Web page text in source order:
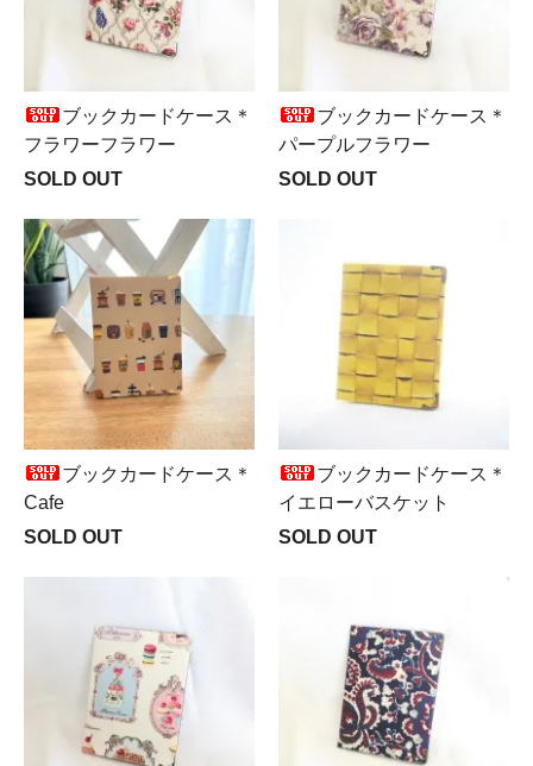
ブックカードケース＊
フラワーフラワー
SOLD OUT
ブックカードケース＊
パープルフラワー
SOLD OUT
ブックカードケース＊
Cafe
SOLD OUT
ブックカードケース＊
イエローバスケット
SOLD OUT